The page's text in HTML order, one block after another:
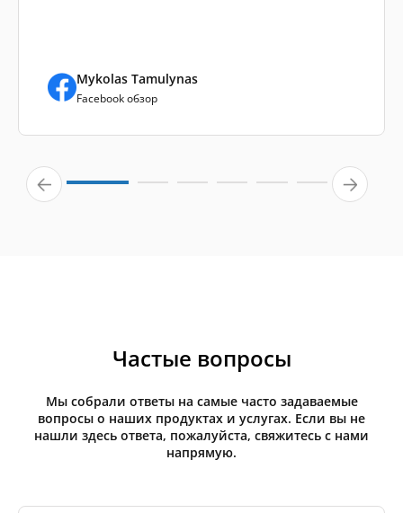
Mykolas Tamulynas
Facebook обзор
Частые вопросы
Мы собрали ответы на самые часто задаваемые
вопросы о наших продуктах и услугах. Если вы не
нашли здесь ответа, пожалуйста, свяжитесь с нами
напрямую.